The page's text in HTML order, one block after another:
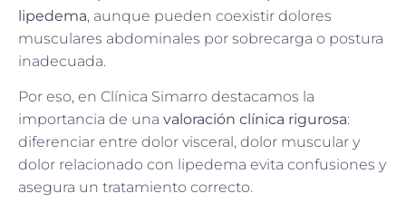
lipedema, aunque pueden coexistir dolores
musculares abdominales por sobrecarga o postura
inadecuada.
Por eso, en Clínica Simarro destacamos la
importancia de una valoración clínica rigurosa:
diferenciar entre dolor visceral, dolor muscular y
dolor relacionado con lipedema evita confusiones y
asegura un tratamiento correcto.